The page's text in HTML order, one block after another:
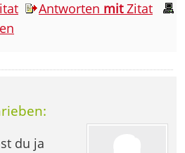
Antworten mitZitat
du ja